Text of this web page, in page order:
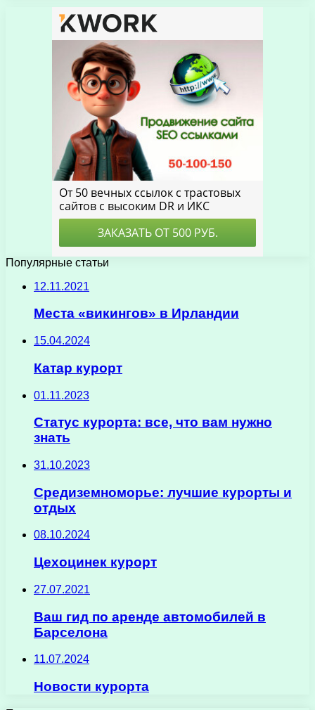
Популярные статьи
12.11.2021
Места «викингов» в Ирландии
15.04.2024
Катар курорт
01.11.2023
Статус курорта: все, что вам нужно
знать
31.10.2023
Средиземноморье: лучшие курорты и
отдых
08.10.2024
Цехоцинек курорт
27.07.2021
Ваш гид по аренде автомобилей в
Барселона
11.07.2024
Новости курорта